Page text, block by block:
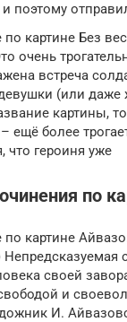
поэтому
картине Без
очень
встреча
девушки (или
картины,
ещё более
что героиня уже
по
картине
своей
и
И.